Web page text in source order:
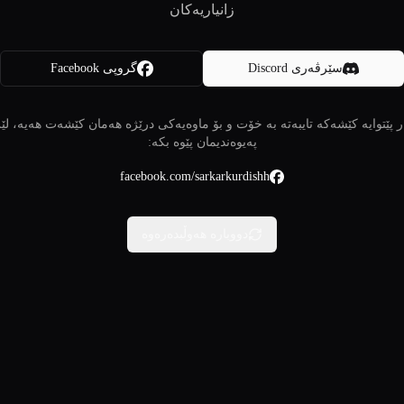
زانیاریەکان
سێرڤەری Discord گروپی Facebook
پێتوایە کێشەکە تایبەتە بە خۆت و بۆ ماوەیەکی درێژە هەمان کێشەت هەیە،
پەیوەندیمان پێوە بکە:
facebook.com/sarkarkurdishh